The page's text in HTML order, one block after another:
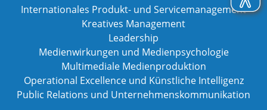
Internationales Produkt- und Servicemanagement
Kreatives Management
Leadership
Medienwirkungen und Medienpsychologie
Multimediale Medienproduktion
Operational Excellence und Künstliche Intelligenz
Public Relations und Unternehmenskommunikation